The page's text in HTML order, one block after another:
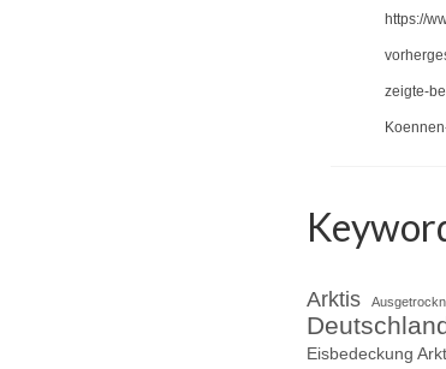
https://
zeigte-
Arktis
Eisbedeckung